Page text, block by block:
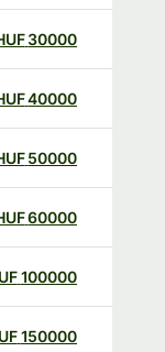
30000
HUF
40000
HUF
50000
HUF
60000
HUF
100000
HUF
150000
HUF